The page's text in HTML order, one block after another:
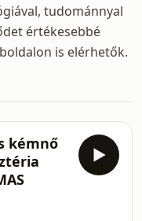
tudománnyal
értékesebbé
is elérhetők.
kémnő